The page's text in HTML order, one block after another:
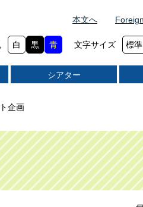
本文へ
白 黒 青 文字サイズ 標準
シアター
企画